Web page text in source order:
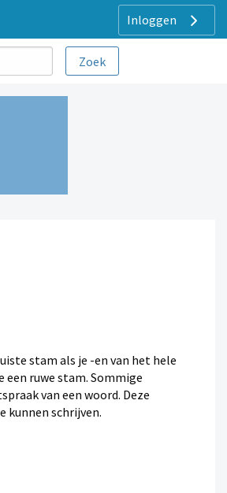
Inloggen
stam als je -en van het hele
ruwe stam. Sommige
van een woord. Deze
kunnen schrijven.